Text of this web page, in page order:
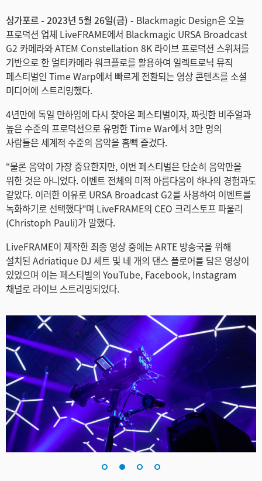
Hong Kong SAR, China
India
Italy
Japan
Korea
Mexico
Malaysia
Netherlands
New Zealand
Norway
Poland
Portugal
Singapore
South Africa
Spain
Sweden
Chinese Taipei
Turkey
싱가포르 - 2023년 5월 26일(금) - Blackmagic Design은 오늘
프로덕션 업체 LiveFRAME에서 Blackmagic URSA Broadcast
G2 카메라와 ATEM Constellation 8K 라이브 프로덕션 스위처를
기반으로 한 멀티카메라 워크플로를 활용하여 일렉트로닉 뮤직
페스티벌인 Time Warp에서 빠르게 전환되는 영상 콘텐츠를 소셜
미디어에 스트리밍했다.
4년만에 독일 만하임에 다시 찾아온 페스티벌이자, 짜릿한 비주얼과
높은 수준의 프로덕션으로 유명한 Time War에서 3만 명의
사람들은 세계적 수준의 음악을 흠뻑 즐겼다.
“물론 음악이 가장 중요한지만, 이번 페스티벌은 단순히 음악만을
위한 것은 아니었다. 이벤트 전체의 미적 아름다움이 하나의 경험과도
같았다. 이러한 이유로 URSA Broadcast G2를 사용하여 이벤트를
녹화하기로 선택했다”며 LiveFRAME의 CEO 크리스토프 파울리
(Christoph Pauli)가 말했다.
LiveFRAME이 제작한 최종 영상 중에는 ARTE 방송국을 위해
설치된 Adriatique DJ 세트 및 네 개의 댄스 플로어를 담은 영상이
있었으며 이는 페스티벌의 YouTube, Facebook, Instagram
채널로 라이브 스트리밍되었다.